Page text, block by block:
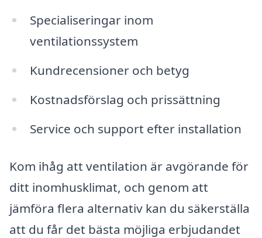
Specialiseringar inom
ventilationssystem
Kundrecensioner och betyg
Kostnadsförslag och prissättning
Service och support efter installation
Kom ihåg att ventilation är avgörande för
ditt inomhusklimat, och genom att
jämföra flera alternativ kan du säkerställa
att du får det bästa möjliga erbjudandet